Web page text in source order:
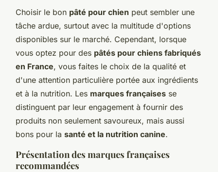
Choisir le bon pâté pour chien peut sembler une
tâche ardue, surtout avec la multitude d'options
disponibles sur le marché. Cependant, lorsque
vous optez pour des pâtés pour chiens fabriqués
en France, vous faites le choix de la qualité et
d'une attention particulière portée aux ingrédients
et à la nutrition. Les marques françaises se
distinguent par leur engagement à fournir des
produits non seulement savoureux, mais aussi
bons pour la santé et la nutrition canine.
Présentation des marques françaises
recommandées